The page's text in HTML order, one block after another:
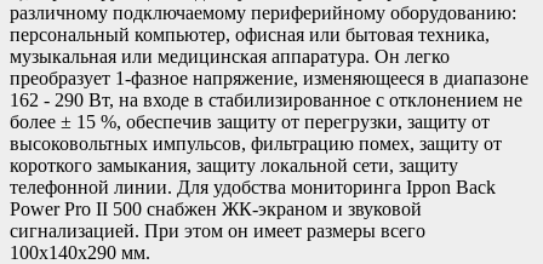
различному подключаемому периферийному оборудованию:
персональный компьютер, офисная или бытовая техника,
музыкальная или медицинская аппаратура. Он легко
преобразует 1-фазное напряжение, изменяющееся в диапазоне
162 - 290 Вт, на входе в стабилизированное с отклонением не
более ± 15 %, обеспечив защиту от перегрузки, защиту от
высоковольтных импульсов, фильтрацию помех, защиту от
короткого замыкания, защиту локальной сети, защиту
телефонной линии. Для удобства мониторинга Ippon Back
Power Pro II 500 снабжен ЖК-экраном и звуковой
сигнализацией. При этом он имеет размеры всего
100x140x290 мм.